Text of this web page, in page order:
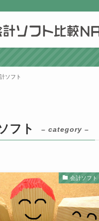
ソフト
フト – category –
会計ソフト